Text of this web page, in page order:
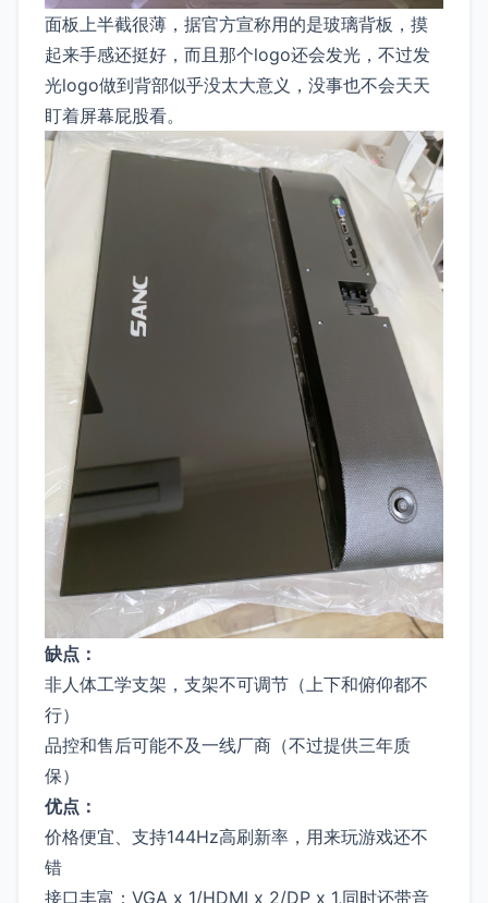
面板上半截很薄，据官方宣称用的是玻璃背板，摸
起来手感还挺好，而且那个logo还会发光，不过发
光logo做到背部似乎没太大意义，没事也不会天天
盯着屏幕屁股看。
缺点：
非人体工学支架，支架不可调节（上下和俯仰都不
行）
品控和售后可能不及一线厂商（不过提供三年质
保）
优点：
价格便宜、支持144Hz高刷新率，用来玩游戏还不
错
接口丰富：VGA x 1/HDMI x 2/DP x 1,同时还带音